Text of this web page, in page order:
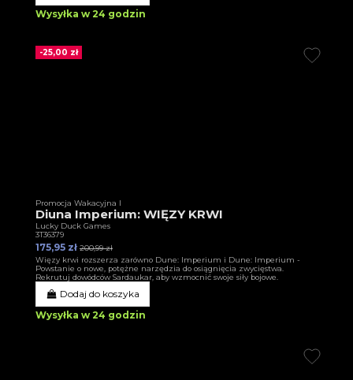
Wysyłka w 24 godzin
-25,00 zł
Promocja Wakacyjna I
Diuna Imperium: WIĘZY KRWI
Lucky Duck Games
3T36379
175,95 zł 200,99 zł
Więzy krwi rozszerza zarówno Dune: Imperium i Dune: Imperium -
Powstanie o nowe, potężne narzędzia do osiągnięcia zwycięstwa.
Rekrutuj dowódców Sardaukar, aby wzmocnić swoje siły bojowe.
Dodaj do koszyka
Wysyłka w 24 godzin